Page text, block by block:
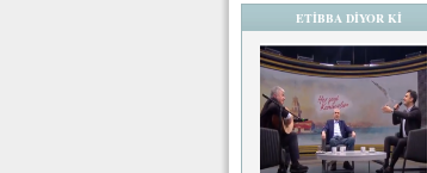
ETİBBA DİYOR Kİ